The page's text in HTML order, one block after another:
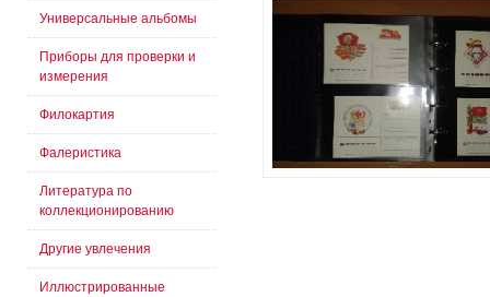
Универсальные альбомы
Приборы для проверки и
измерения
Филокартия
Фалеристика
Литература по
коллекционированию
Другие увлечения
Иллюстрированные